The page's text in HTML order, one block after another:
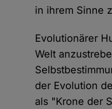
in ihrem Sinne
Evolutionärer
Welt
der Evolution
als "Krone der